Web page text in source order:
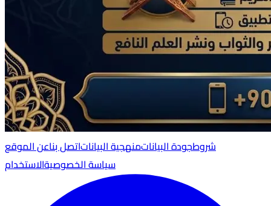
عن الموقعاتصل بنامنهجية البياناتجودة البياناتشروط
الاستخدامسياسة الخصوصية